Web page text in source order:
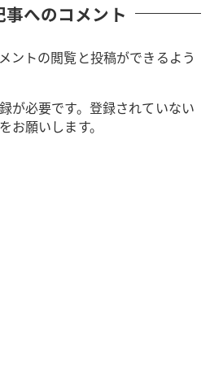
事へのコメント
ントの閲覧と投稿ができるよう
が必要です。登録されていない
をお願いします。